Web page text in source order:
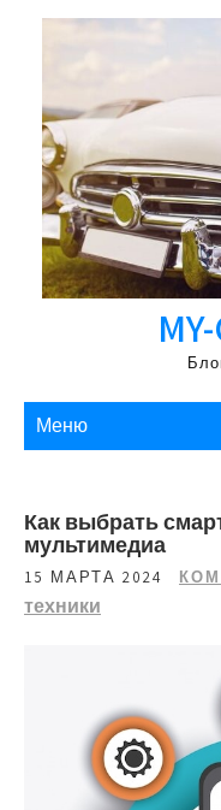
Перейти
Меню
Как выбрать
мультимедиа
15 МАРТА 2024
техники